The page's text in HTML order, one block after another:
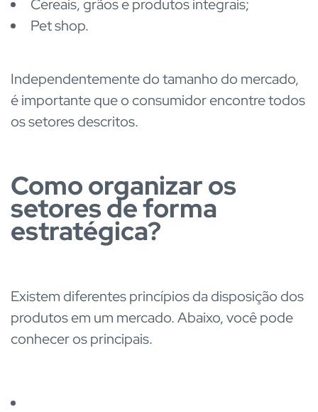
Cereais, grãos e produtos integrais;
Pet shop.
Independentemente do tamanho do mercado,
é importante que o consumidor encontre todos
os setores descritos.
Como organizar os
setores de forma
estratégica?
Existem diferentes princípios da disposição dos
produtos em um mercado. Abaixo, você pode
conhecer os principais.